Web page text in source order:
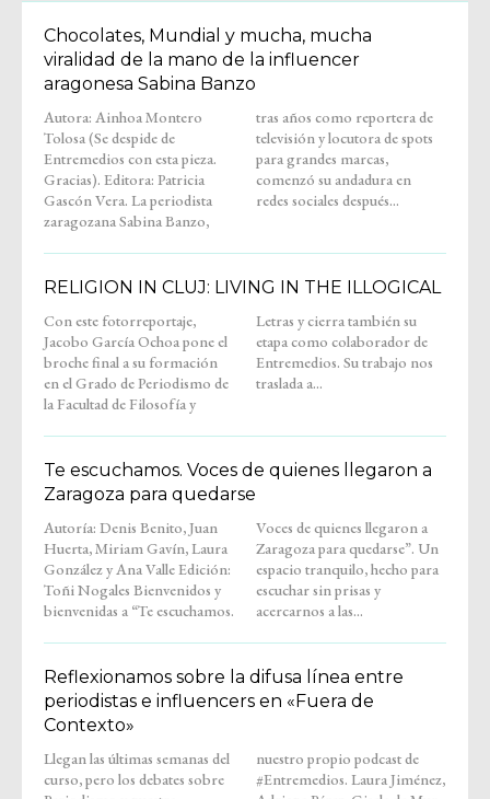
Chocolates, Mundial y mucha, mucha
viralidad de la mano de la influencer
aragonesa Sabina Banzo
Autora: Ainhoa Montero
Tolosa (Se despide de
Entremedios con esta pieza.
Gracias). Editora: Patricia
Gascón Vera. La periodista
zaragozana Sabina Banzo,
tras años como reportera de
televisión y locutora de spots
para grandes marcas,
comenzó su andadura en
redes sociales después...
RELIGION IN CLUJ: LIVING IN THE ILLOGICAL
Con este fotorreportaje,
Jacobo García Ochoa pone el
broche final a su formación
en el Grado de Periodismo de
la Facultad de Filosofía y
Letras y cierra también su
etapa como colaborador de
Entremedios. Su trabajo nos
traslada a...
Te escuchamos. Voces de quienes llegaron a
Zaragoza para quedarse
Autoría: Denis Benito, Juan
Huerta, Miriam Gavín, Laura
González y Ana Valle Edición:
Toñi Nogales Bienvenidos y
bienvenidas a “Te escuchamos.
Voces de quienes llegaron a
Zaragoza para quedarse”. Un
espacio tranquilo, hecho para
escuchar sin prisas y
acercarnos a las...
Reflexionamos sobre la difusa línea entre
periodistas e influencers en «Fuera de
Contexto»
Llegan las últimas semanas del
curso, pero los debates sobre
nuestro propio podcast de
#Entremedios. Laura Jiménez,